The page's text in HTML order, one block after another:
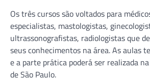
Os três cursos são voltados para
especialistas, mastologistas,
ultrassonografistas, radiologistas que
seus conhecimentos na área. As aulas
e a parte prática poderá ser realizada
de São Paulo.